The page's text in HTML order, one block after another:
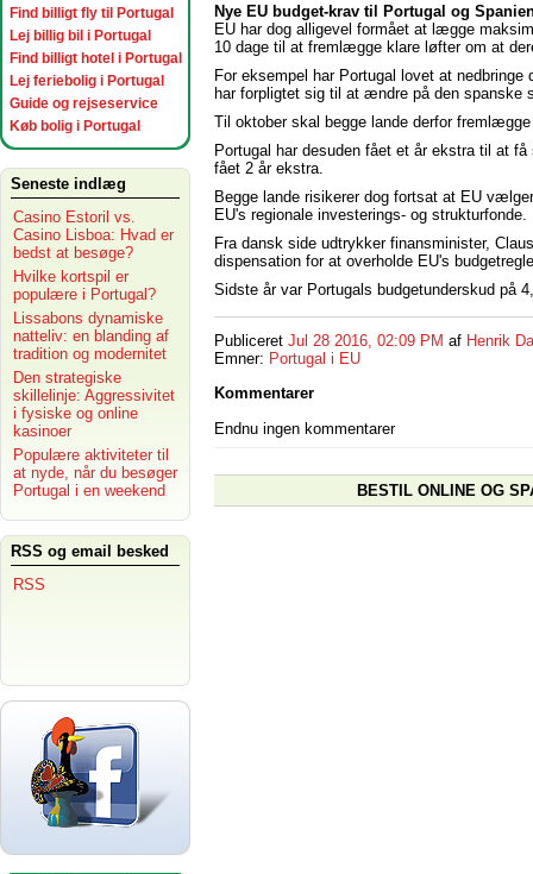
Find billigt fly til Portugal
Lej billig bil i Portugal
Find billigt hotel i Portugal
Lej feriebolig i Portugal
Guide og rejseservice
Køb bolig i Portugal
Seneste indlæg
Casino Estoril vs.
Casino Lisboa: Hvad er
bedst at besøge?
Hvilke kortspil er
populære i Portugal?
Lissabons dynamiske
natteliv: en blanding af
tradition og modernitet
Den strategiske
skillelinje: Aggressivitet
i fysiske og online
kasinoer
Populære aktiviteter til
at nyde, når du besøger
Portugal i en weekend
RSS og email besked
RSS
Nye EU budget-krav til Portugal og
EU har dog alligevel formået at lægge
10 dage til at fremlægge klare løfter om at
For eksempel har Portugal lovet at
har forpligtet sig til at ændre på den spanske
Til oktober skal begge lande derfor
Portugal har desuden fået et år ekstra til at
fået 2 år ekstra.
Begge lande risikerer dog fortsat at EU
EU's regionale investerings- og strukturfonde.
Fra dansk side udtrykker finansminister,
dispensation for at overholde EU's
Sidste år var Portugals budgetunderskud på
Publiceret Jul 28 2016, 02:09 PM af Henrik
Emner: Portugal i EU
Kommentarer
Endnu ingen kommentarer
BESTIL ONLINE OG